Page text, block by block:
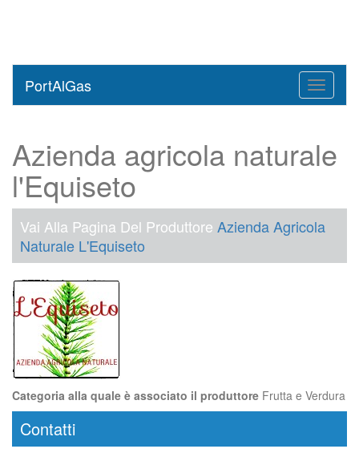
Toggle
PortAlGas
Azienda agricola naturale
l'Equiseto
Vai Alla Pagina Del Produttore Azienda Agricola
Naturale L'Equiseto
Categoria alla quale è associato il produttore Frutta e Verdura
Contatti